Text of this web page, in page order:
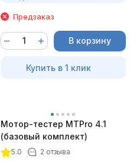
Предзаказ
В корзину
Купить в 1 клик
Мотор-тестер MTPro 4.1
(базовый комплект)
5.0 2 отзыва